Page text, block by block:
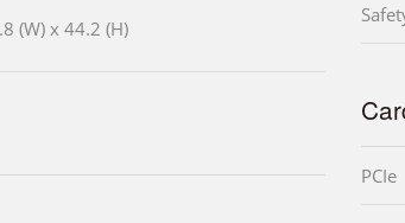
(W) x 44.2 (H)
PCIe